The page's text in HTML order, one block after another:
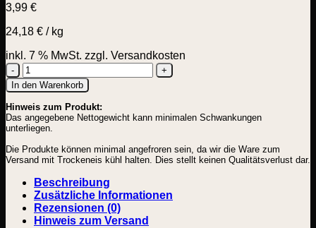
3,99 €
24,18 € / kg
inkl. 7 % MwSt. zzgl. Versandkosten
Paprikafleischwurst
Menge
In den Warenkorb
Hinweis zum Produkt:
Das angegebene Nettogewicht kann minimalen Schwankungen
unterliegen.
Die Produkte können minimal angefroren sein, da wir die Ware zum
Versand mit Trockeneis kühl halten. Dies stellt keinen Qualitätsverlust dar.
Beschreibung
Zusätzliche Informationen
Rezensionen (0)
Hinweis zum Versand